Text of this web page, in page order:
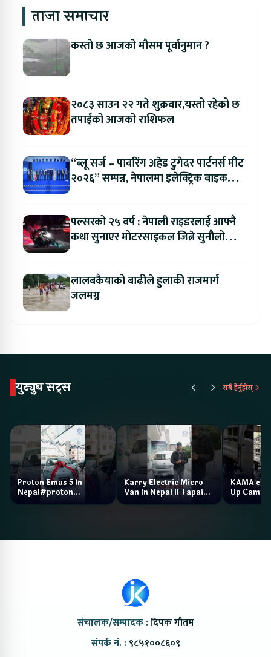
ताजा समाचार
कस्तो छ आजको मौसम पूर्वानुमान ?
२०८३ साउन २२ गते शुक्रवार,यस्तो रहेको छ
तपाईको आजको राशिफल
“ब्लू सर्ज – पावरिंग अहेड टुगेदर पार्टनर्स मीट
२०२६” सम्पन्न, नेपालमा इलेक्ट्रिक बाइक
पल्सरको २५ वर्ष : नेपाली राइडरलाई आफ्नै
कथा सुनाएर मोटरसाइकल जित्ने सुनौलो
लालबकैयाको बाढीले हुलाकी राजमार्ग
जलमग्न
युट्युब सट्स सबै हेर्नुहोस्
Proton Emas 5 In
Nepal#proton
#protonemas5#protonnepal#evcarnepal
Karry Electric Micro
Van In Nepal II Tapaiko
KAMA eV
Up Camp
संचालक/सम्पादक :दिपक गौतम
संपर्क नं. : ९८५१००८६०९